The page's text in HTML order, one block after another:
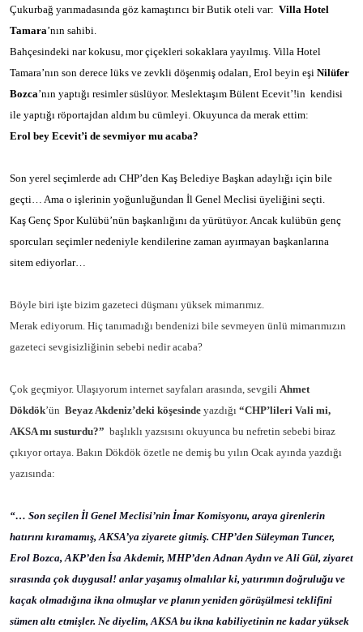
Çukurbağ yarımadasında göz kamaştırıcı bir Butik oteli var: Villa Hotel
Tamara’nın sahibi.
Bahçesindeki nar kokusu, mor çiçekleri sokaklara yayılmış. Villa Hotel
Tamara’nın son derece lüks ve zevkli döşenmiş odaları, Erol beyin eşi Nilüfer
Bozca’nın yaptığı resimler süslüyor. Meslektaşım Bülent Ecevit’!in kendisi
ile yaptığı röportajdan aldım bu cümleyi. Okuyunca da merak ettim:
Erol bey Ecevit’i de sevmiyor mu acaba?
Son yerel seçimlerde adı CHP’den Kaş Belediye Başkan adaylığı için bile
geçti… Ama o işlerinin yoğunluğundan İl Genel Meclisi üyeliğini seçti.
Kaş Genç Spor Kulübü’nün başkanlığını da yürütüyor. Ancak kulübün genç
sporcuları seçimler nedeniyle kendilerine zaman ayırmayan başkanlarına
sitem ediyorlar…
Böyle biri işte bizim gazeteci düşmanı yüksek mimarımız.
Merak ediyorum. Hiç tanımadığı bendenizi bile sevmeyen ünlü mimarımızın
gazeteci sevgisizliğinin sebebi nedir acaba?
Çok geçmiyor. Ulaşıyorum internet sayfaları arasında, sevgili Ahmet
Dökdök’ün Beyaz Akdeniz’deki köşesinde yazdığı “CHP’lileri Vali mi,
AKSA mı susturdu?” başlıklı yazsısını okuyunca bu nefretin sebebi biraz
çıkıyor ortaya. Bakın Dökdök özetle ne demiş bu yılın Ocak ayında yazdığı
yazısında:
“… Son seçilen İl Genel Meclisi’nin İmar Komisyonu, araya girenlerin
hatırını kıramamış, AKSA’ya ziyarete gitmiş. CHP’den Süleyman Tuncer,
Erol Bozca, AKP’den İsa Akdemir, MHP’den Adnan Aydın ve Ali Gül, ziyaret
sırasında çok duygusal! anlar yaşamış olmalılar ki, yatırımın doğruluğu ve
kaçak olmadığına ikna olmuşlar ve planın yeniden görüşülmesi teklifini
sümen altı etmişler. Ne diyelim, AKSA bu ikna kabiliyetinin ne kadar yüksek